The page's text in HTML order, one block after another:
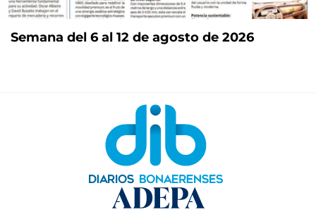
Semana del 6 al 12 de agosto de 2026